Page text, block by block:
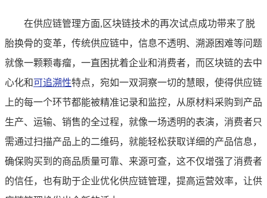
在供应链管理方面,区块链技术的再次试点成功带来了脱
胎换骨的变革，传统供应链中，信息不透明、溯源困难等问题
就像一颗颗毒瘤，一直困扰着企业和消费者，而区块链的去中
心化和可追溯性特点，宛如一双洞察一切的慧眼，使得供应链
上的每一个环节都能被精准记录和监控，从原材料采购到产品
生产、运输、销售的全过程，就像一场透明的表演，消费者只
需通过扫描产品上的二维码，就能轻松获取详细的产品信息，
确保购买到的商品质量可靠、来源可查，这不仅增强了消费者
的信任，也有助于企业优化供应链管理，提高运营效率，让供